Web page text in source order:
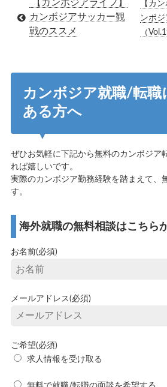
【カンボジアライフ】
カンボジアサッカー観
戦のススメ
【カ
ンボ
（
カンボジア就職/転職
ある方へ
ぜひお気軽に下記から無料のカンボジア
れば嬉しいです。
実際のカンボジア勤務経験を踏まえて、
す。
海外就職の無料相談はこちら
お名前(必須)
メールアドレス(必須)
ご希望(必須)
求人情報を受け取る